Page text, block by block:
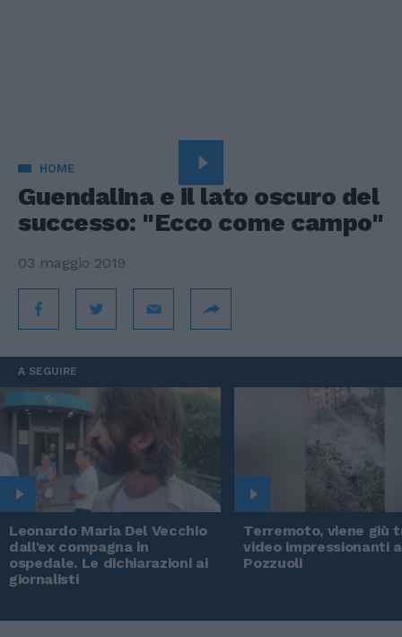
HOME
Guendalina e il lato oscuro del
successo: "Ecco come campo"
03 maggio 2019
A SEGUIRE
Leonardo Maria Del Vecchio
dall'ex compagna in
ospedale. Le dichiarazioni ai
giornalisti
Terremoto, viene giù
video impressionanti a
Pozzuoli